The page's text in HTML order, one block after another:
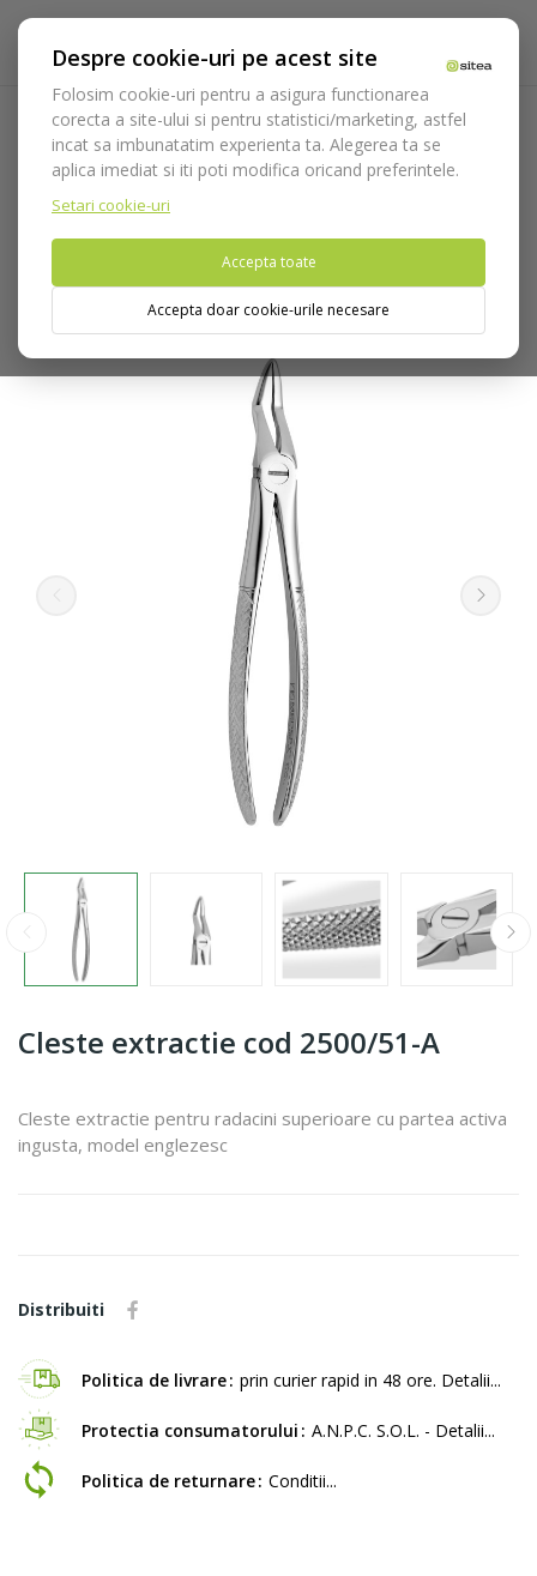
Despre cookie-uri pe acest site
Folosim cookie-uri pentru a asigura functionarea
corecta a site-ului si pentru statistici/marketing, astfel
incat sa imbunatatim experienta ta. Alegerea ta se
aplica imediat si iti poti modifica oricand preferintele.
Setari cookie-uri
Accepta toate
Accepta doar cookie-urile necesare
Acasa Instrumentar
Chirurgie si implantologie
Instrumentar extractie
Clesti Radacini
Cleste extractie
cod 2500/51-A
Nu puteti plasa comenzi din tara din care accesati website-ul
(United States).
Cleste extractie cod 2500/51-A
Cleste extractie pentru radacini superioare cu partea activa
ingusta, model englezesc
Distribuiti
Politica de livrare prin curier rapid in 48 ore. Detalii...
Protectia consumatorului A.N.P.C. S.O.L. - Detalii...
Politica de returnare Conditii...